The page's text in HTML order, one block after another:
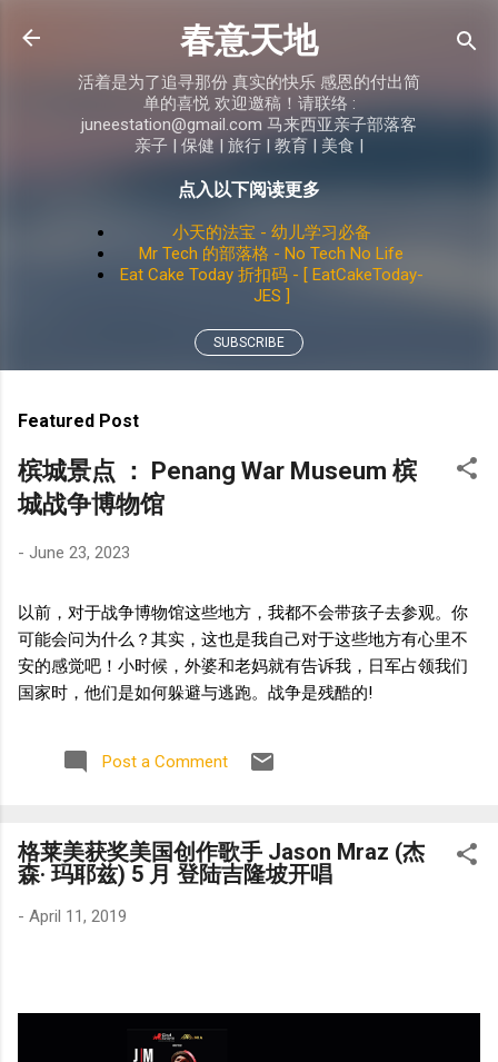
Skip to main content
春意天地
活着是为了追寻那份 真实的快乐 感恩的付出简
单的喜悦 欢迎邀稿！请联络 :
juneestation@gmail.com 马来西亚亲子部落客
亲子 | 保健 | 旅行 | 教育 | 美食 |
点入以下阅读更多
小天的法宝 - 幼儿学习必备
Mr Tech 的部落格 - No Tech No Life
Eat Cake Today 折扣码 - [ EatCakeToday-
JES ]
SUBSCRIBE
Featured Post
槟城景点 ： Penang War Museum 槟
城战争博物馆
- June 23, 2023
以前，对于战争博物馆这些地方，我都不会带孩子去参观。你
可能会问为什么？其实，这也是我自己对于这些地方有心里不
安的感觉吧！小时候，外婆和老妈就有告诉我，日军占领我们
国家时，他们是如何躲避与逃跑。战争是残酷的!
Post a Comment
格莱美获奖美国创作歌手 Jason Mraz (杰
森· 玛耶兹) 5 月 登陆吉隆坡开唱
- April 11, 2019